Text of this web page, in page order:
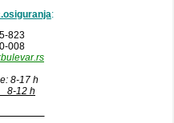
:
823
008
8-17 h
8-12 h